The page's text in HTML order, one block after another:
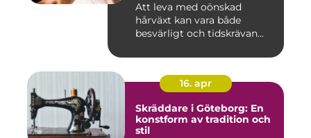
Att leva med oönskad
hårväxt kan vara både
besvärligt och tidskrävan...
16. apr
Skräddare i Göteborg: En
konstform av tradition och
stil